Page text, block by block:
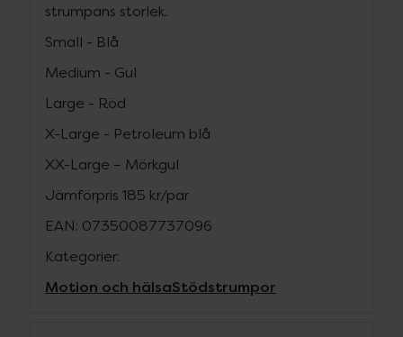
strumpans storlek.
Small - Blå
Medium - Gul
Large - Röd
X-Large - Petroleum blå
XX-Large – Mörkgul
Jämförpris 185 kr/par
EAN: 07350087737096
Kategorier:
Motion och hälsaStödstrumpor